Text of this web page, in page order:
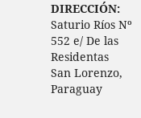
DIRECCIÓN:
Saturio Ríos Nº
552 e/ De las
Residentas
San Lorenzo,
Paraguay